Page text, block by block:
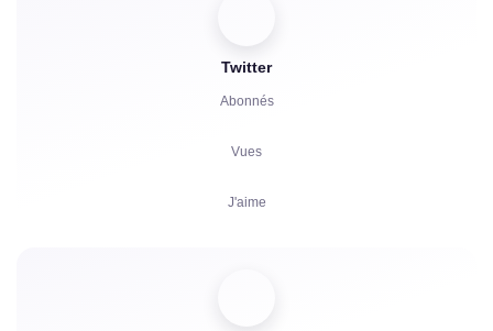
Commentaires
Twitter
Abonnés
Vues
J'aime